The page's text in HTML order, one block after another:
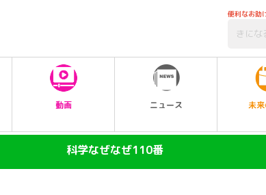
便利なお助
動画 ニュース 未
科学なぜなぜ110番